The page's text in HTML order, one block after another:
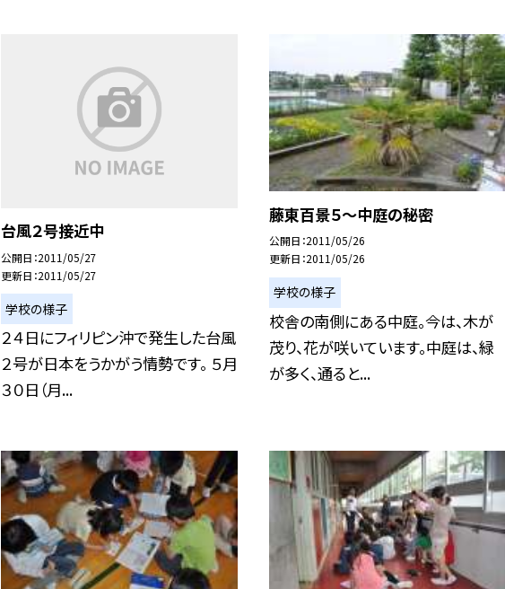
台風２号接近中
公開日 2011/05/27
更新日 2011/05/27
学校の様子
２４日にフィリピン沖で発生した台風
２号が日本をうかがう情勢です。 ５月
３０日（月...
藤東百景５〜中庭の秘密
公開日 2011/05/26
更新日 2011/05/26
学校の様子
校舎の南側にある中庭。今は、木が
茂り、花が咲いています。中庭は、緑
が多く、通ると...